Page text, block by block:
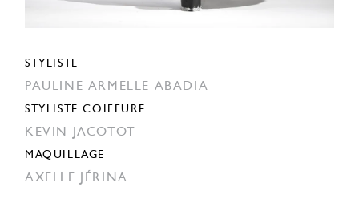
STYLISTE
PAULINE ARMELLE ABADIA
STYLISTE COIFFURE
KEVIN JACOTOT
MAQUILLAGE
AXELLE JÉRINA